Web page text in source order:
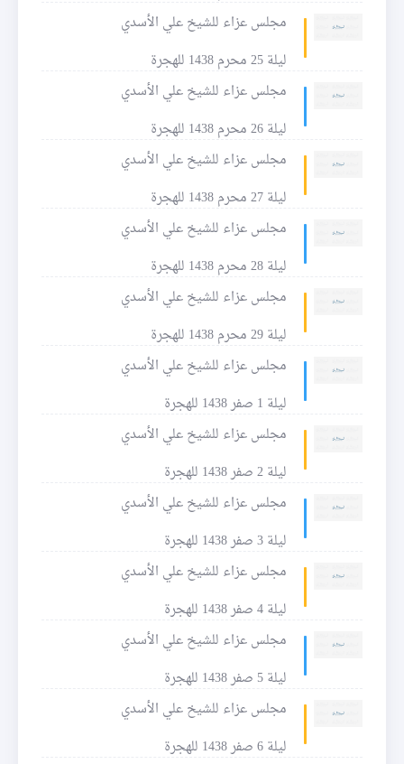
مجلس عزاء للشيخ علي الأسدي
ليلة 25 محرم 1438 للهجرة
مجلس عزاء للشيخ علي الأسدي
ليلة 26 محرم 1438 للهجرة
مجلس عزاء للشيخ علي الأسدي
ليلة 27 محرم 1438 للهجرة
مجلس عزاء للشيخ علي الأسدي
ليلة 28 محرم 1438 للهجرة
مجلس عزاء للشيخ علي الأسدي
ليلة 29 محرم 1438 للهجرة
مجلس عزاء للشيخ علي الأسدي
ليلة 1 صفر 1438 للهجرة
مجلس عزاء للشيخ علي الأسدي
ليلة 2 صفر 1438 للهجرة
مجلس عزاء للشيخ علي الأسدي
ليلة 3 صفر 1438 للهجرة
مجلس عزاء للشيخ علي الأسدي
ليلة 4 صفر 1438 للهجرة
مجلس عزاء للشيخ علي الأسدي
ليلة 5 صفر 1438 للهجرة
مجلس عزاء للشيخ علي الأسدي
ليلة 6 صفر 1438 للهجرة